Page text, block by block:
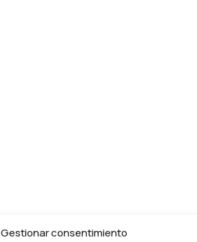
Gestionar consentimiento